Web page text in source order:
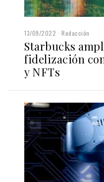
13/09/2022 Redacción
Starbucks
fidelización
y NFTs